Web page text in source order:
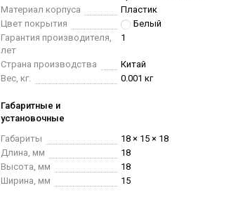
Материал корпуса
Пластик
Цвет покрытия
Белый
Гарантия производителя,
лет
1
Страна производства
Китай
Вес, кг.
0.001 кг
Габаритные и
установочные
Габариты
18 × 15 × 18
Длина, мм
18
Высота, мм
18
Ширина, мм
15